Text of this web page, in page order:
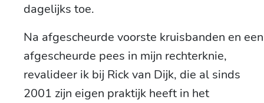
dagelijks toe.
Na afgescheurde voorste kruisbanden en een
afgescheurde pees in mijn rechterknie,
revalideer ik bij Rick van Dijk, die al sinds
2001 zijn eigen praktijk heeft in het